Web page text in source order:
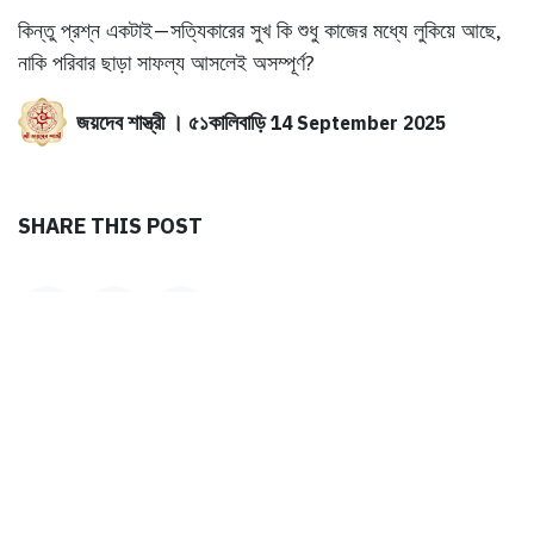
কিন্তু প্রশ্ন একটাই—সত্যিকারের সুখ কি শুধু কাজের মধ্যে লুকিয়ে আছে,
নাকি পরিবার ছাড়া সাফল্য আসলেই অসম্পূর্ণ?
জয়দেব শাস্ত্রী । ৫১কালিবাড়ি 14 September 2025
SHARE THIS POST